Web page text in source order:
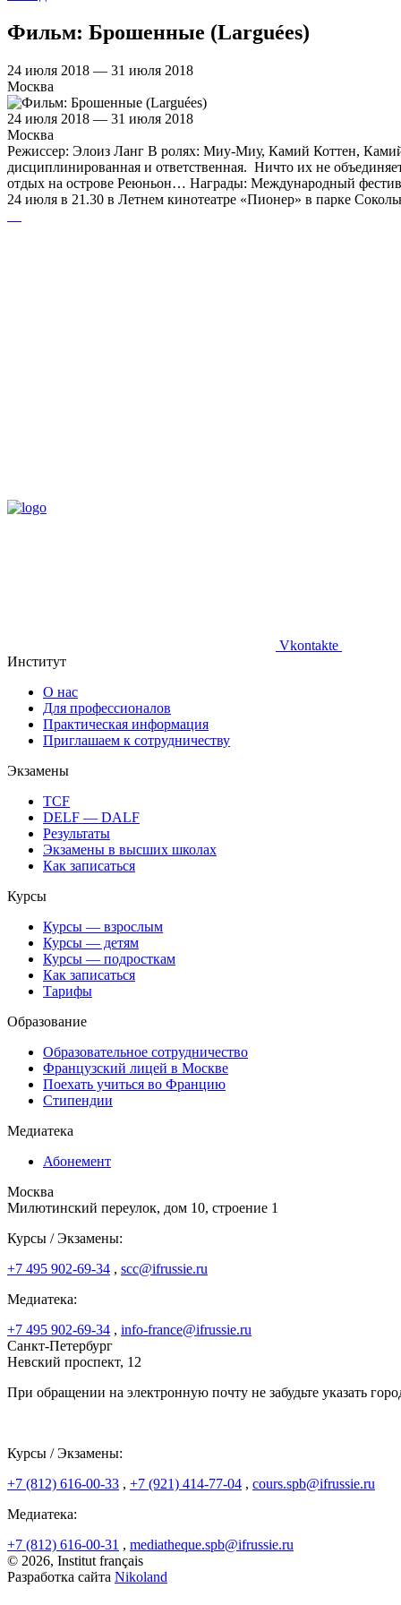
Фильм: Брошенные (Larguées)
24 июля 2018 — 31 июля 2018
Москва
24 июля 2018 — 31 июля 2018
Москва
Режиссер: Элоиз Ланг В ролях: Миу-Миу, Камий Коттен,
дисциплинированная и ответственная. Ничто их не
отдых на острове Реюньон… Награды: Международный
24 июля в 21.30 в Летнем кинотеатре «Пионер» в парке
Vkontakte
Институт
О нас
Для профессионалов
Практическая информация
Приглашаем к сотрудничеству
Экзамены
TCF
DELF — DALF
Результаты
Экзамены в высших школах
Как записаться
Курсы
Курсы — взрослым
Курсы — детям
Курсы — подросткам
Как записаться
Тарифы
Образование
Образовательное сотрудничество
Французский лицей в Москве
Поехать учиться во Францию
Стипендии
Медиатека
Абонемент
Москва
Милютинский переулок, дом 10, строение 1
Курсы / Экзамены:
+7 495 902-69-34 , scc@ifrussie.ru
Медиатека:
+7 495 902-69-34 , info-france@ifrussie.ru
Санкт-Петербург
Невский проспект, 12
При обращении на электронную почту не забудьте указать
Курсы / Экзамены:
+7 (812) 616-00-33 , +7 (921) 414-77-04 , cours.spb@ifrussie.ru
Медиатека:
+7 (812) 616-00-31 , mediatheque.spb@ifrussie.ru
© 2026, Institut français
Разработка сайта Nikoland